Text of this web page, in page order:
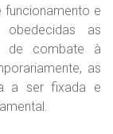
funcionamento e
as
de combate à
as
a ser fixada e